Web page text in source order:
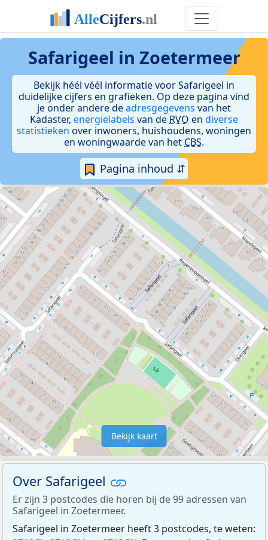
Safarigeel in Zoetermeer
Bekijk héél véél informatie voor Safarigeel in
duidelijke cijfers en grafieken. Op deze pagina vind
je onder andere deadresgegevens van het
Kadaster, energielabels van de RVO en diverse
statistieken over inwoners, huishoudens, woningen
en woningwaarde van het CBS.
Pagina inhoud ⇵
Bekijk kaart
Over Safarigeel
Er zijn 3 postcodes die horen bij de 99 adressen van
Safarigeel in Zoetermeer.
Safarigeel in Zoetermeer heeft 3 postcodes, te weten: